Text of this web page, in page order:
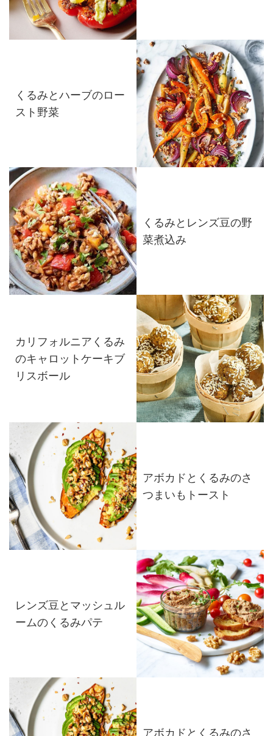
くるみとハーブのロー
スト野菜
くるみとレンズ豆の野
菜煮込み
カリフォルニアくるみ
のキャロットケーキブ
リスボール
アボカドとくるみのさ
つまいもトースト
レンズ豆とマッシュル
ームのくるみパテ
アボカドとくるみのさ